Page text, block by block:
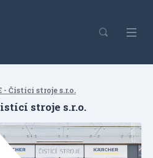
- Čistící stroje s.r.o.
stroje s.r.o.